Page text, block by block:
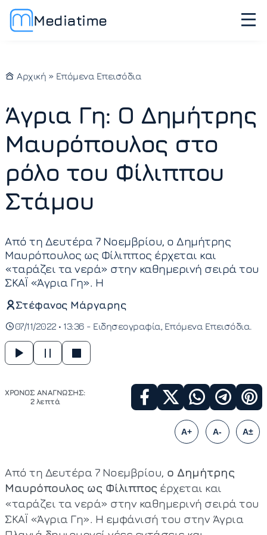
Mediatime
Αρχική » Επόμενα Επεισόδια
Άγρια Γη: Ο Δημήτρης
Μαυρόπουλος στο
ρόλο του Φίλιππου
Στάμου
Από τη Δευτέρα 7 Νοεμβρίου, ο Δημήτρης
Μαυρόπουλος ως Φίλιππος έρχεται και
«ταράζει τα νερά» στην καθημερινή σειρά του
ΣΚΑΪ «Άγρια Γη». Η
Στέφανος Μάργαρης
07/11/2022 • 13:36 - Ειδησεογραφία Επόμενα Επεισόδια
ΧΡΟΝΟΣ ΑΝΑΓΝΩΣΗΣ:
2 λεπτά
A+ A- A±
Από τη Δευτέρα 7 Νοεμβρίου, ο Δημήτρης
Μαυρόπουλος ως Φίλιππος έρχεται και
«ταράζει τα νερά» στην καθημερινή σειρά του
ΣΚΑΪ «Άγρια Γη». Η εμφάνισή του στην Άγρια